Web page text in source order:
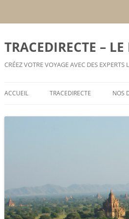
TRACEDIRECTE –
CRÉEZ VOTRE VOYAGE AVEC DES EXPERTS
ACCUEIL TRACEDIRECTE NOS